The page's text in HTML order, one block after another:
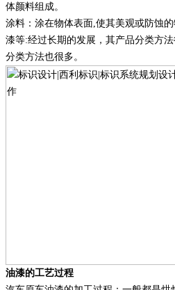
体颜料组成。
涂料：涂在物体表面 ,使其美观或防蚀
漆等:经过长期的发展，其产品分类方
分类方法也很多。
油漆的工艺过程